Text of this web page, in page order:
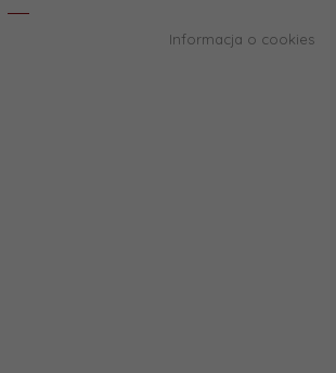
Informacja o cookies